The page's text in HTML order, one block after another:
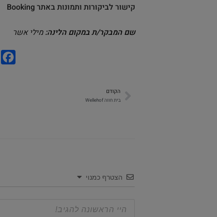
קישור לביקורות ותמונות באתר Booking
שם המבקר/ת במקום הלינה:מילי אשר
הקודם
בית חווה Wellehof
הצטרף כמנוי